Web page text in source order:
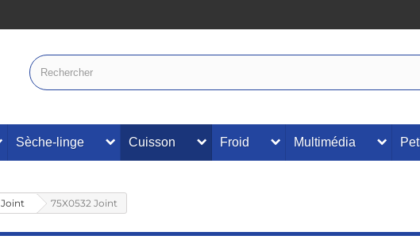
Sèche-linge Cuisson Froid Multimédia
Joint 75X0532 Joint